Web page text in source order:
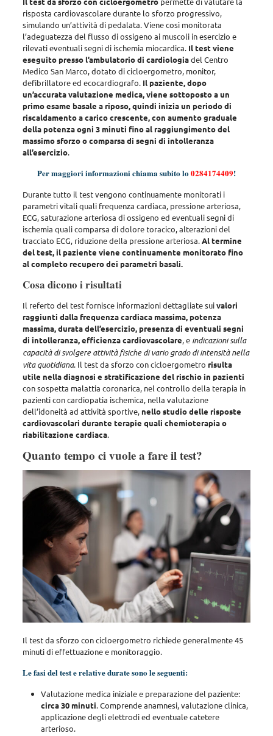
risposta cardiovascolare durante lo sforzo progressivo,
simulando un’attività di pedalata. Viene così monitorata
l’adeguatezza del flusso di ossigeno ai muscoli in esercizio e
rilevati eventuali segni di ischemia miocardica. Il test viene
eseguito presso l’ambulatorio di cardiologiadel Centro
Medico San Marco, dotato di cicloergometro, monitor,
defibrillatore ed ecocardiografo. Il paziente, dopo
un’accurata valutazione medica, viene sottoposto a un
primo esame basale a riposo, quindi inizia un periodo di
riscaldamento a carico crescente, con aumento graduale
della potenza ogni 3 minuti fino al raggiungimento del
massimo sforzo o comparsa di segni di intolleranza
all’esercizio.
Per maggiori informazioni chiama subito lo0284174409!
Durante tutto il testvengono continuamente monitorati i
parametri vitali quali frequenza cardiaca, pressione arteriosa,
ECG, saturazione arteriosa di ossigeno ed eventuali segni di
ischemia quali comparsa di dolore toracico, alterazioni del
tracciato ECG, riduzione della pressione arteriosa.Al termine
del test, il paziente viene continuamente monitorato fino
al completo recupero dei parametri basali.
Cosa dicono i risultati
Il referto del test fornisce informazioni dettagliate suivalori
raggiunti dalla frequenza cardiaca massima, potenza
massima, durata dell’esercizio, presenza di eventuali segni
di intolleranza, efficienza cardiovascolare, e indicazioni sulla
capacità di svolgere attività fisiche di vario grado di intensità nella
vita quotidiana. Il test da sforzo con cicloergometro risulta
utile nella diagnosi e stratificazione del rischio in pazienti
con sospetta malattia coronarica, nel controllo della terapia in
pazienti con cardiopatia ischemica, nella valutazione
dell’idoneità ad attività sportive,nello studio delle risposte
cardiovascolari durante terapie quali chemioterapia o
riabilitazione cardiaca.
Quanto tempo ci vuole a fare il test?
Il test da sforzo con cicloergometro richiedegeneralmente 45
minutidi effettuazione e monitoraggio.
Le fasi del test e relative durate sono le seguenti:
Valutazione medica iniziale e preparazione del paziente:
circa 30 minuti. Comprende anamnesi, valutazione clinica,
applicazione degli elettrodi ed eventuale catetere
arterioso.